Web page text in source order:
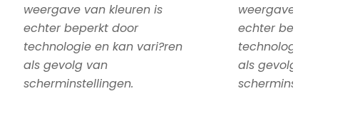
weergave van kleuren is
echter beperkt door
technologie en kan vari?ren
als gevolg van
scherminstellingen.
weergave van
echter beperkt door
technologie en kan
als gevolg van
scherminstellingen.